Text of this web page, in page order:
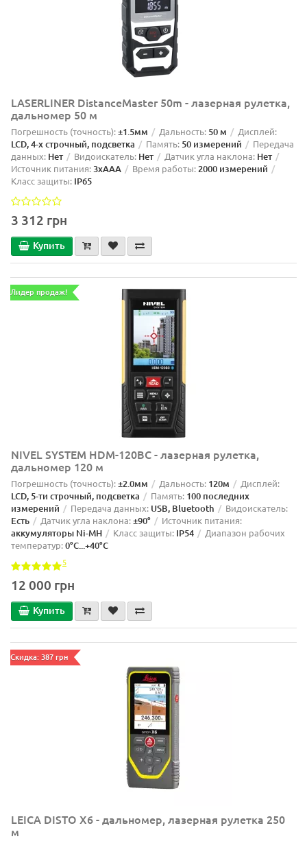
LASERLINER DistanceMaster 50m - лазерная рулетка,
дальномер 50 м
Погрешность (точность):±1.5мм Дальность: 50 м Дисплей:
LCD, 4-х строчный, подсветка Память: 50 измерений
Передача
данных: Нет Видоискатель: Нет Датчик угла наклона: Нет
Источник питания:3xAAA Время работы:2000 измерений
Класс защиты: IP65
3 312 грн
Купить
Лидер продаж!
NIVEL SYSTEM HDM-120BC - лазерная рулетка,
дальномер 120 м
Погрешность (точность):±2.0мм Дальность: 120м Дисплей:
LCD, 5-ти строчный, подсветка Память: 100 последних
измерений
Передача данных: USB, Bluetooth Видоискатель:
Есть Датчик угла наклона:±90° Источник питания:
аккумуляторы Ni-MH Класс защиты: IP54
Диапазон рабочих
температур:0°С...+40°С
5
12 000 грн
Купить
Скидка: 387 грн
LEICA DISTO X6 - дальномер, лазерная рулетка 250
м